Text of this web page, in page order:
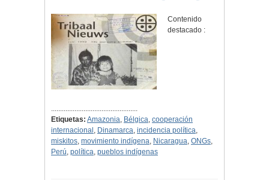
Contenido
destacado :
................................................
Etiquetas: Amazonia, Bélgica, cooperación
internacional , Dinamarca, incidencia política,
miskitos, movimiento indígena, Nicaragua, ONGs,
Perú, política, pueblos indígenas